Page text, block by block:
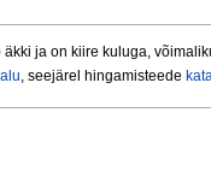
äkki ja on kiire kuluga,
, seejärel hingamisteede